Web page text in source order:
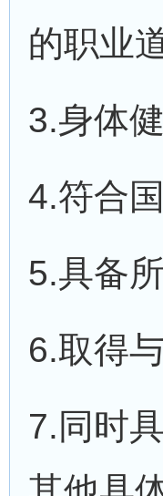
的职业
3.身体
4.符合
5.具备
6.取得
7.同时